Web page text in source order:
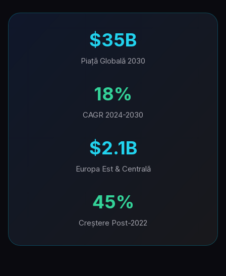
$35B
Piață Globală 2030
18%
CAGR 2024-2030
$2.1B
Europa Est & Centrală
45%
Creștere Post-2022